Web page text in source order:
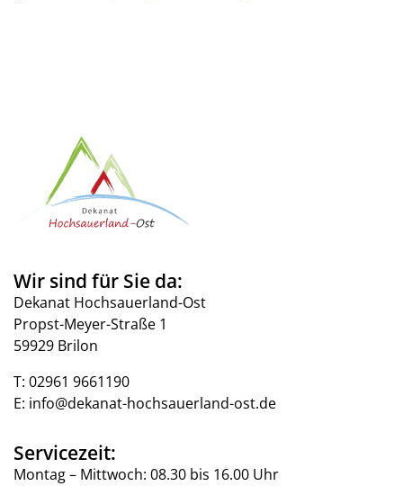
Wir sind für Sie da:
Dekanat Hochsauerland-Ost
Propst-Meyer-Straße 1
59929 Brilon
T: 02961 9661190
E: info@dekanat-hochsauerland-ost.de
Servicezeit:
Montag – Mittwoch: 08.30 bis 16.00 Uhr